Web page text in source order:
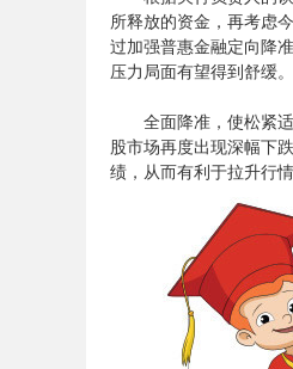
所释放的资金，再考虑
过加强普惠金融定向降
压力局面有望得到舒缓。
全面降准，使松紧适
股市场再度出现深幅下
绩，从而有利于拉升行情